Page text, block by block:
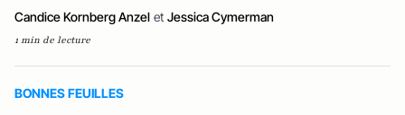
Candice Kornberg Anzel et Jessica Cymerman
1 min de lecture
BONNES FEUILLES